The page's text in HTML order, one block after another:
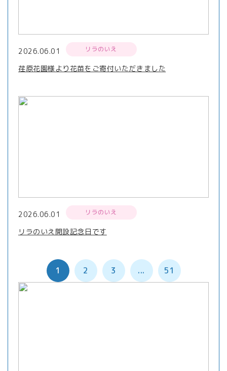
2026.06.01 リラのいえ
荏原花園様より花苗をご寄付いただきました
2026.06.01 リラのいえ
リラのいえ開設記念日です
1 2 3 ... 51